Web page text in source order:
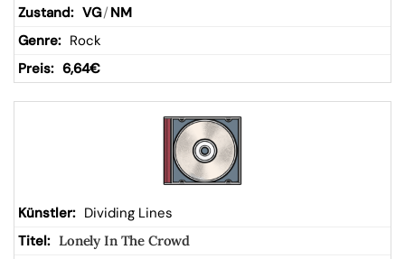
VG/ NM
Rock
6,64€
Dividing Lines
Lonely In The Crowd